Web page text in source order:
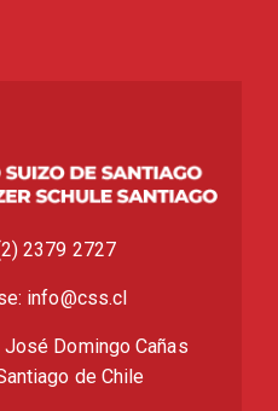
2379 2727
info@css.cl
Domingo Cañas
de Chile